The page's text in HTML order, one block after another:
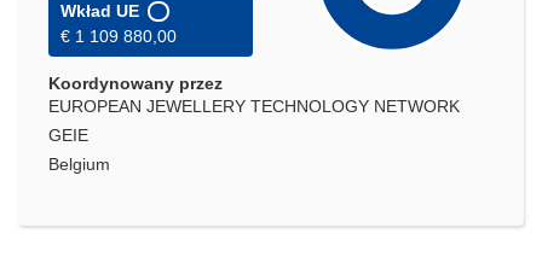
Wkład UE
€ 1 109 880,00
Koordynowany przez
EUROPEAN JEWELLERY TECHNOLOGY NETWORK
GEIE
Belgium